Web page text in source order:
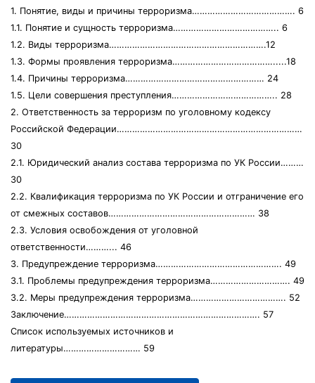
1. Понятие, виды и причины терроризма…………………………………. 6
1.1. Понятие и сущность терроризма………………………………….. 6
1.2. Виды терроризма…………………………………………………….12
1.3. Формы проявления терроризма………………………………….....18
1.4. Причины терроризма……………………………………………… 24
1.5. Цели совершения преступления………………………………….. 28
2. Ответственность за терроризм по уголовному кодексу
Российской Федерации………………………………………………………………
30
2.1. Юридический анализ состава терроризма по УК России………
30
2.2. Квалификация терроризма по УК России и отграничение его
от смежных составов………………………………………………… 38
2.3. Условия освобождения от уголовной
ответственности………... 46
3. Предупреждение терроризма…………………………………………. 49
3.1. Проблемы предупреждения терроризма…………………………. 49
3.2. Меры предупреждения терроризма………………………………. 52
Заключение…………………………………………………………………. 57
Список используемых источников и
литературы………………………… 59